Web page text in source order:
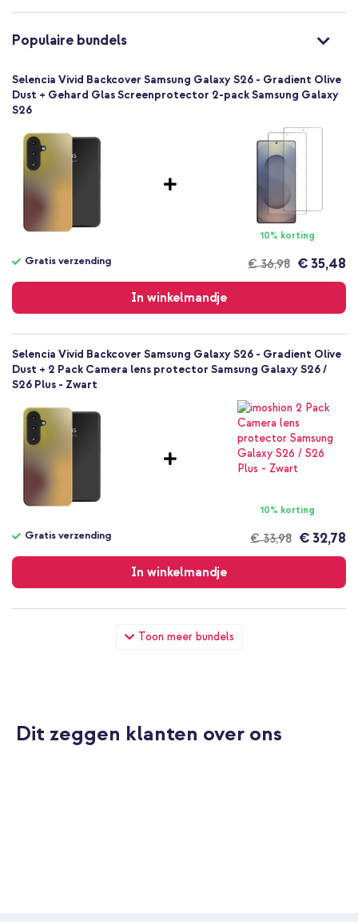
Pimp je telefoon met de Selencia Vivid Backcover en geef hem de
winkelmandje!
Nee
8721322363728
POD36372801
Meerkleurig
Populaire bundels
Toon meer bundels
Selencia Vivid Backcover Samsung Galaxy S26 - Gradient Olive
Dust + Gehard Glas Screenprotector 2-pack Samsung Galaxy
S26
10% korting
€ 36,98
Gratis verzending € 35,48
In winkelmandje
verzending
Selencia Vivid Backcover Samsung Galaxy S26 - Gradient Olive
Dust + 2 Pack Camera lens protector Samsung Galaxy S26 /
S26 Plus - Zwart
10% korting
€ 33,98
Gratis verzending € 32,78
In winkelmandje
verzending
Selencia Vivid Backcover Samsung Galaxy S26 - Gradient Olive
Dust + Wall Charger - Oplader - USB-C en USB aansluiting -
Dit zeggen klanten over ons